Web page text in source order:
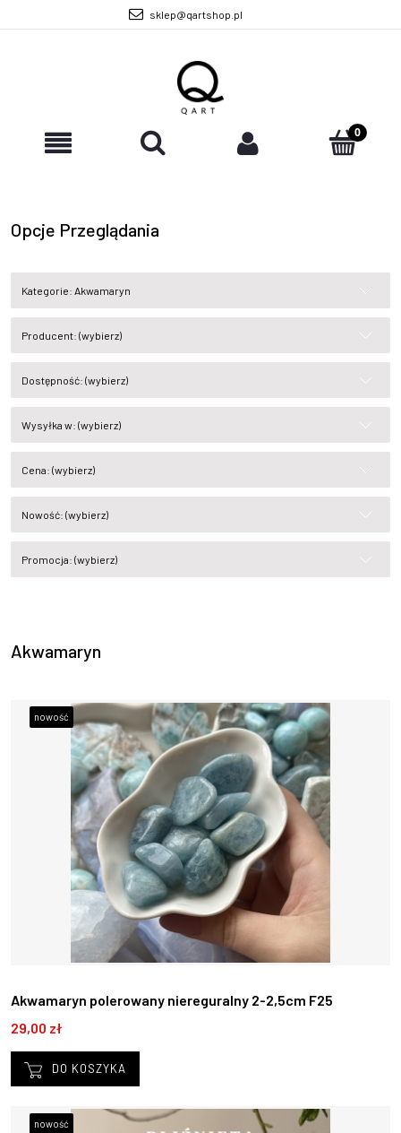
sklep@qartshop.pl
Opcje Przeglądania
Kategorie: Akwamaryn
Producent: (wybierz)
Dostępność: (wybierz)
Wysyłka w: (wybierz)
Cena: (wybierz)
Nowość: (wybierz)
Promocja: (wybierz)
Akwamaryn
Akwamaryn polerowany niereguralny 2-2,5cm F25
29,00 zł
DO KOSZYKA
nowość
nowość